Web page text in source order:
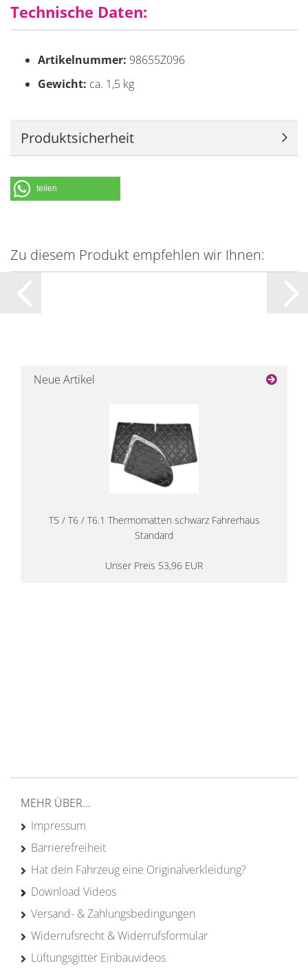
Technische Daten:
Artikelnummer: 98655Z096
Gewicht: ca. 1,5 kg
Produktsicherheit
teilen
Zu diesem Produkt empfehlen wir Ihnen:
Neue Artikel
T5 / T6 / T6.1 Thermomatten schwarz Fahrerhaus
Standard
Unser Preis 53,96 EUR
MEHR ÜBER...
Impressum
Barrierefreiheit
Hat dein Fahrzeug eine Originalverkleidung?
Download Videos
Versand- & Zahlungsbedingungen
Widerrufsrecht & Widerrufsformular
Lüftungsgitter Einbauvideos